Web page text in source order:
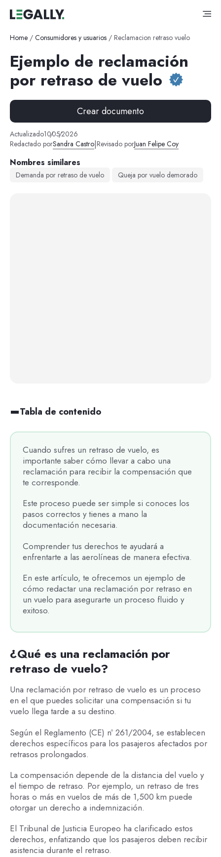
Home / Consumidores y usuarios / Reclamacion retraso vuelo
Ejemplo de reclamación
por retraso de vuelo
Crear documento
Actualizado10/05/2026
Redactado porSandra Castro|Revisado porJuan Felipe Coy
Nombres similares
Demanda por retraso de vuelo Queja por vuelo demorado
Cuando sufres un retraso de vuelo, es
importante saber cómo llevar a cabo una
reclamación para recibir la compensación que
te corresponde.
Este proceso puede ser simple si conoces los
pasos correctos y tienes a mano la
documentación necesaria.
Comprender tus derechos te ayudará a
enfrentarte a las aerolíneas de manera efectiva.
En este artículo, te ofrecemos un ejemplo de
cómo redactar una reclamación por retraso en
un vuelo para asegurarte un proceso fluido y
exitoso.
Tabla de contenido
¿Qué es una reclamación por
retraso de vuelo?
Una reclamación por retraso de vuelo es un proceso
en el que puedes solicitar una compensación si tu
vuelo llega tarde a su destino.
Según el Reglamento (CE) nº 261/2004, se establecen
derechos específicos para los pasajeros afectados por
retrasos prolongados.
La compensación depende de la distancia del vuelo y
el tiempo de retraso. Por ejemplo, un retraso de tres
horas o más en vuelos de más de 1,500 km puede
otorgar un derecho a indemnización.
El Tribunal de Justicia Europeo ha clarificado estos
derechos, enfatizando que los pasajeros deben recibir
asistencia durante el retraso.